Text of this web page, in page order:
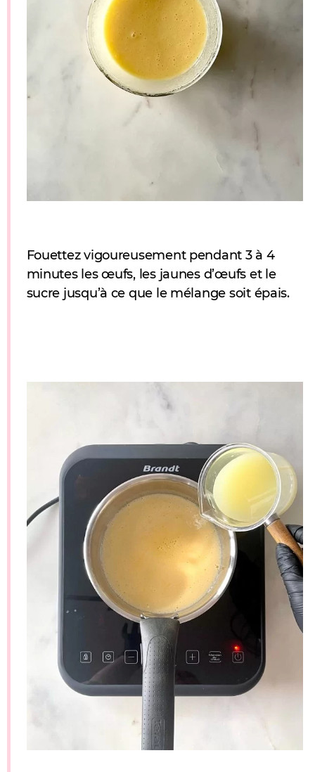
Fouettez vigoureusement pendant 3 à 4
minutes les œufs, les jaunes d’œufs et le
sucre jusqu’à ce que le mélange soit épais.